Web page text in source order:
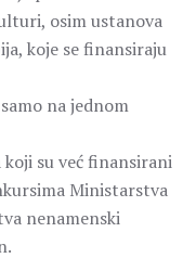
osim ustanova
koje se finansiraju
na jednom
su već finansirani
Ministarstva
nenamenski